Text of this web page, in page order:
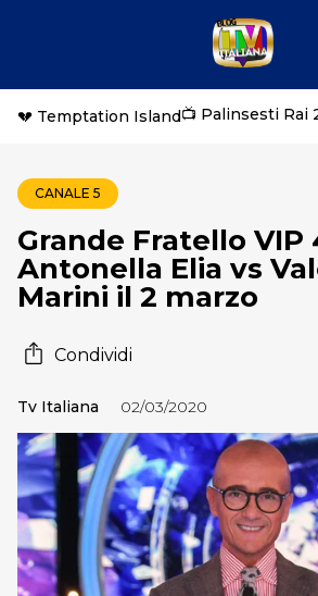
💔 Temptation Island📺 Palinsesti Rai
CANALE 5
Grande Fratello VIP
Antonella Elia vs
Marini il 2 marzo
Condividi
Tv Italiana 02/03/2020